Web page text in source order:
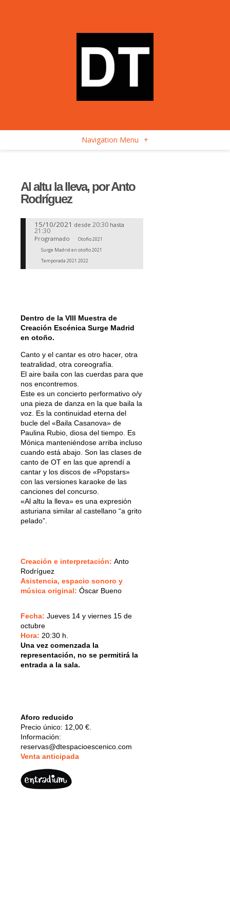
Navigation Menu +
Al altu la lleva, por Anto
Rodríguez
15/10/2021 desde 20:30 hasta
21:30
Programado
Otoño 2021
Surge Madrid en otoño 2021
Temporada 2021 2022
Dentro de la VIII Muestra de
Creación Escénica Surge Madrid
en otoño.
Canto y el cantar es otro hacer, otra
teatralidad, otra coreografía.
El aire baila con las cuerdas para que
nos encontremos.
Este es un concierto performativo o/y
una pieza de danza en la que baila la
voz. Es la continuidad eterna del
bucle del «Baila Casanova» de
Paulina Rubio, diosa del tiempo. Es
Mónica manteniéndose arriba incluso
cuando está abajo. Son las clases de
canto de OT en las que aprendí a
cantar y los discos de «Popstars»
con las versiones karaoke de las
canciones del concurso.
«Al altu la lleva» es una expresión
asturiana similar al castellano “a grito
pelado”.
Creación e interpretación: Anto
Rodríguez
Asistencia, espacio sonoro y
música original: Óscar Bueno
Fecha: Jueves 14 y viernes 15 de
octubre
Hora: 20:30 h.
Una vez comenzada la
representación, no se permitirá la
entrada a la sala.
Aforo reducido
Precio único: 12,00 €.
Información:
reservas@dtespacioescenico.com
Venta anticipada